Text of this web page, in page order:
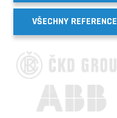
VŠECHNY REFERENCE